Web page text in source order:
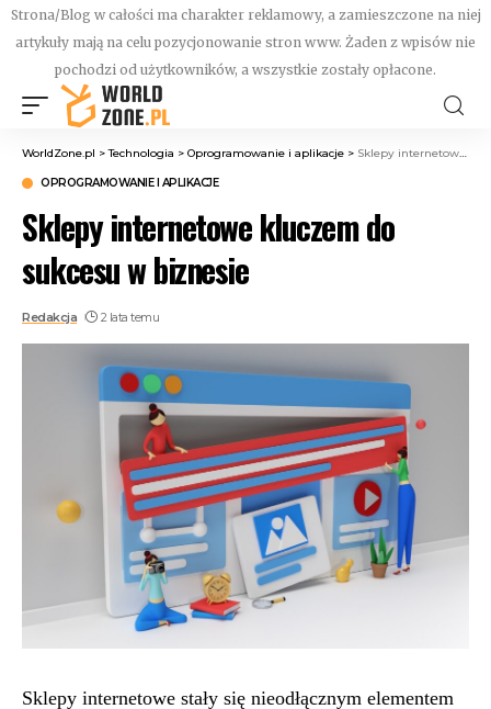
Strona/Blog w całości ma charakter reklamowy, a zamieszczone na niej
artykuły mają na celu pozycjonowanie stron www. Żaden z wpisów nie
pochodzi od użytkowników, a wszystkie zostały opłacone.
WorldZone.pl >Technologia > Oprogramowanie i aplikacje > Sklepy internetowe kluczem do sukcesu w biznesie
OPROGRAMOWANIE I APLIKACJE
Sklepy internetowe kluczem do
sukcesu w biznesie
Redakcja 2 lata temu
Sklepy internetowe stały się nieodłącznym elementem